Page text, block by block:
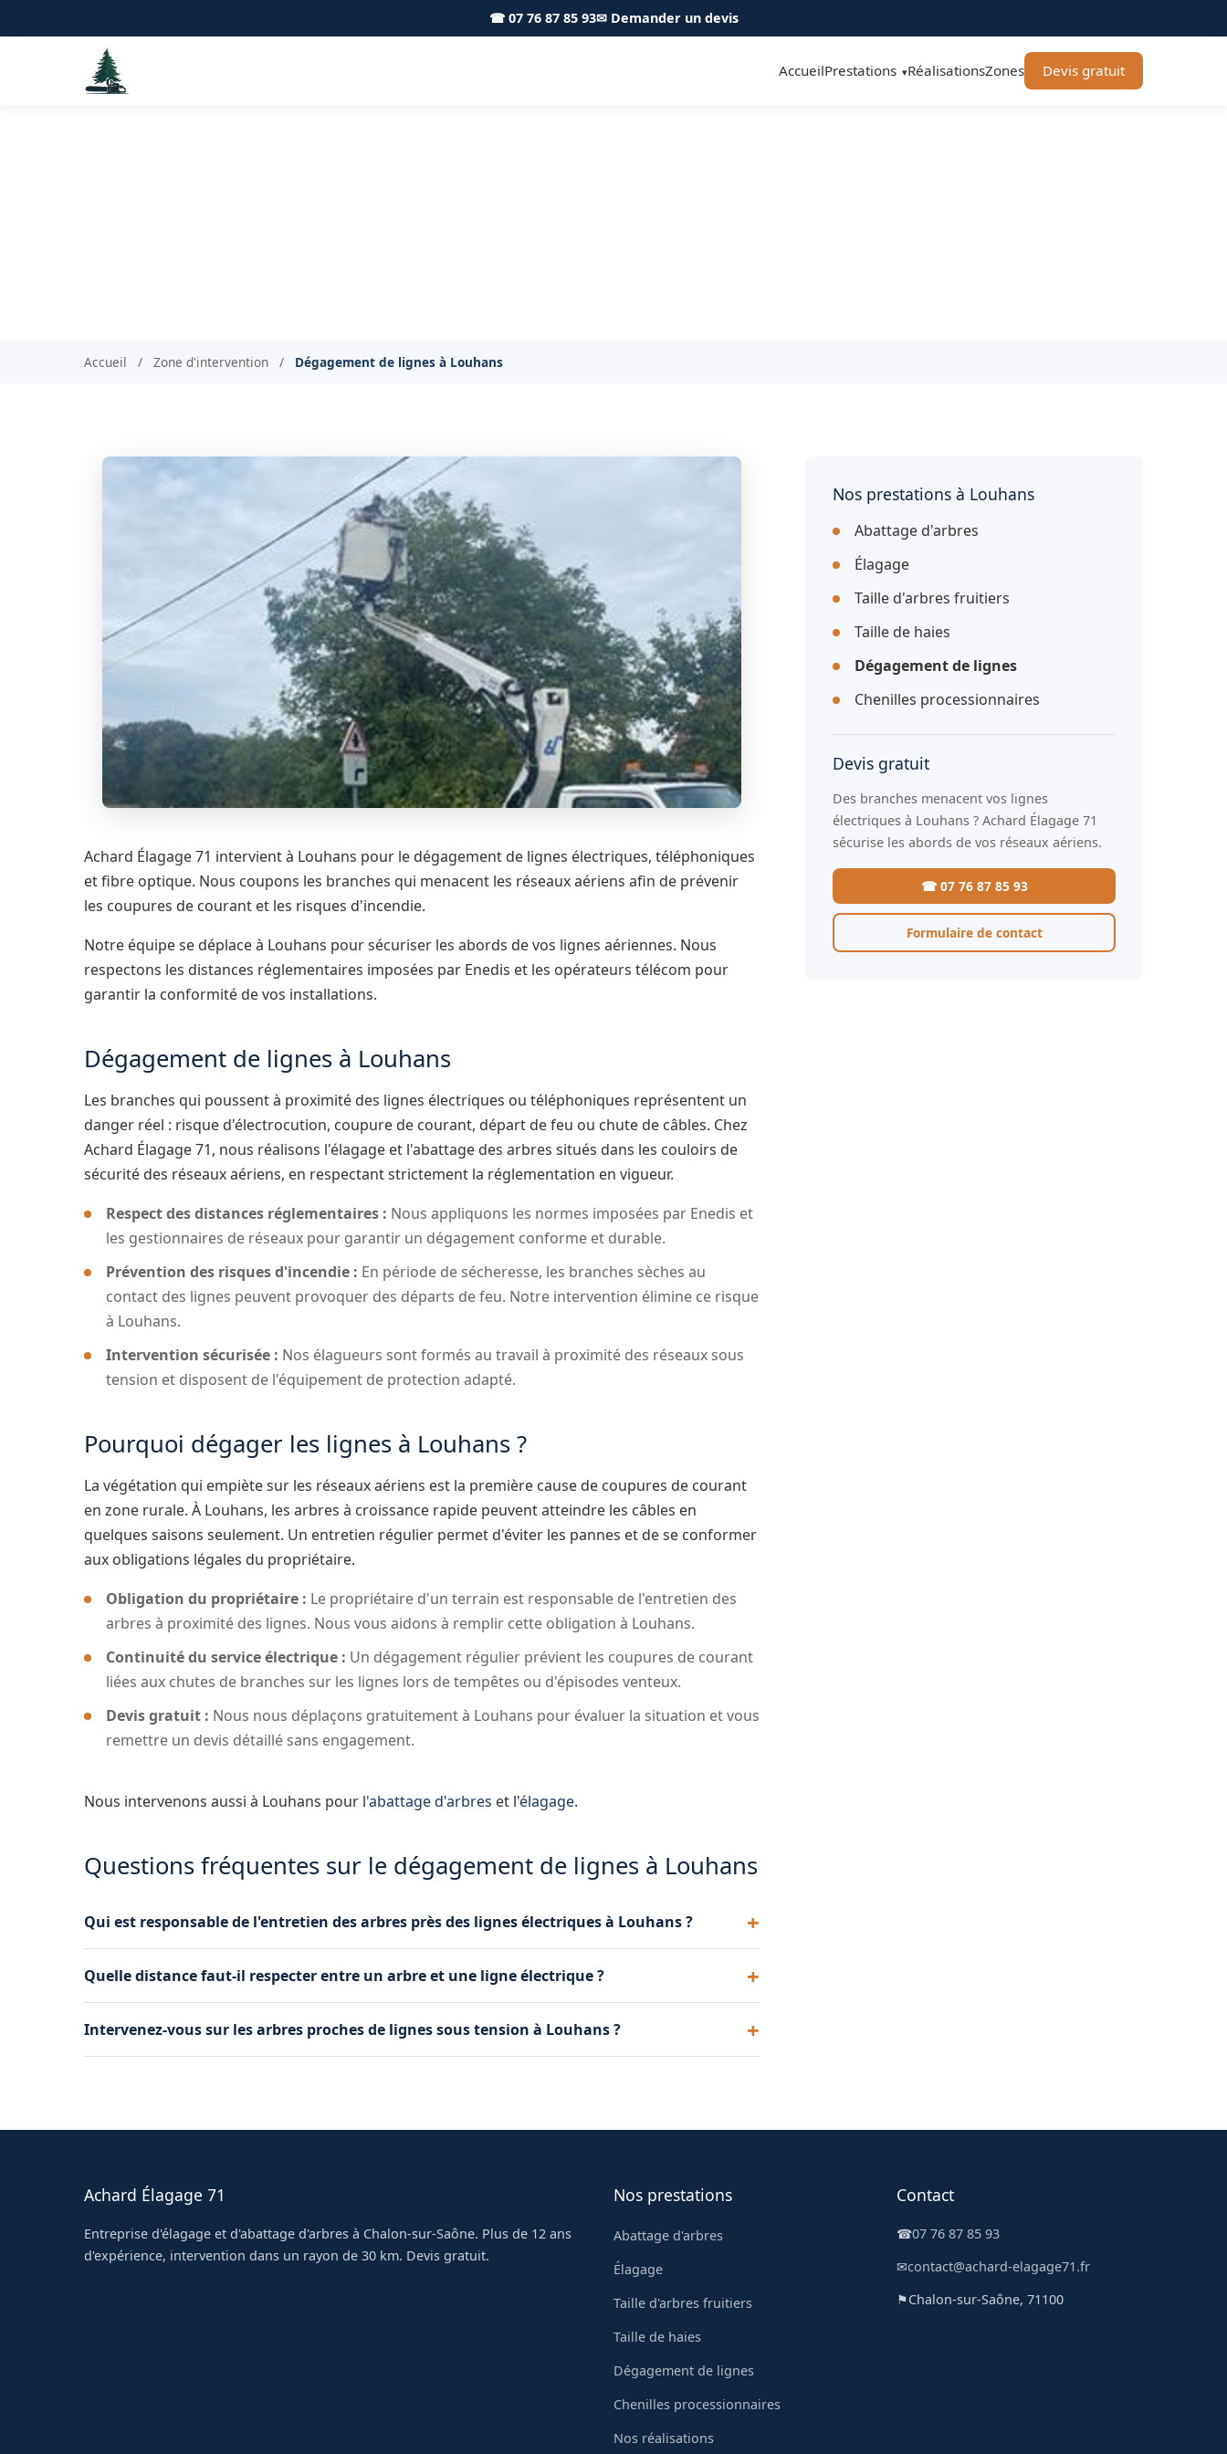
☎ 07 76 87 85 93✉ Demander un devis
AccueilPrestations ▾RéalisationsZones Devis gratuit
Accueil / Zone d'intervention / Dégagement de lignes à Louhans
Achard Élagage 71 intervient à Louhans pour le dégagement de lignes électriques, téléphoniques
et fibre optique. Nous coupons les branches qui menacent les réseaux aériens afin de prévenir
les coupures de courant et les risques d'incendie.
Notre équipe se déplace à Louhans pour sécuriser les abords de vos lignes aériennes. Nous
respectons les distances réglementaires imposées par Enedis et les opérateurs télécom pour
garantir la conformité de vos installations.
Dégagement de lignes à Louhans
Les branches qui poussent à proximité des lignes électriques ou téléphoniques représentent un
danger réel : risque d'électrocution, coupure de courant, départ de feu ou chute de câbles. Chez
Achard Élagage 71, nous réalisons l'élagage et l'abattage des arbres situés dans les couloirs de
sécurité des réseaux aériens, en respectant strictement la réglementation en vigueur.
Respect des distances réglementaires : Nous appliquons les normes imposées par Enedis et
les gestionnaires de réseaux pour garantir un dégagement conforme et durable.
Prévention des risques d'incendie : En période de sécheresse, les branches sèches au
contact des lignes peuvent provoquer des départs de feu. Notre intervention élimine ce risque
à Louhans.
Intervention sécurisée : Nos élagueurs sont formés au travail à proximité des réseaux sous
tension et disposent de l'équipement de protection adapté.
Pourquoi dégager les lignes à Louhans ?
La végétation qui empiète sur les réseaux aériens est la première cause de coupures de courant
en zone rurale. À Louhans, les arbres à croissance rapide peuvent atteindre les câbles en
quelques saisons seulement. Un entretien régulier permet d'éviter les pannes et de se conformer
aux obligations légales du propriétaire.
Obligation du propriétaire : Le propriétaire d'un terrain est responsable de l'entretien des
arbres à proximité des lignes. Nous vous aidons à remplir cette obligation à Louhans.
Continuité du service électrique : Un dégagement régulier prévient les coupures de courant
liées aux chutes de branches sur les lignes lors de tempêtes ou d'épisodes venteux.
Devis gratuit : Nous nous déplaçons gratuitement à Louhans pour évaluer la situation et vous
remettre un devis détaillé sans engagement.
Nous intervenons aussi à Louhans pour l'abattage d'arbres et l'élagage.
Questions fréquentes sur le dégagement de lignes à Louhans
Qui est responsable de l'entretien des arbres près des lignes électriques à Louhans ?
électriques et téléphoniques. Enedis peut également intervenir, mais il est recommandé de faire
appel à un élagueur professionnel à Louhans pour un travail soigné et conforme.
Quelle distance faut-il respecter entre un arbre et une ligne électrique ?
tension et jusqu'à 5 mètres pour la haute tension. Nous connaissons les normes applicables et les
respectons scrupuleusement lors de nos interventions à Louhans.
Intervenez-vous sur les arbres proches de lignes sous tension à Louhans ?
Nos prestations à Louhans
Abattage d'arbres
Élagage
Taille d'arbres fruitiers
Taille de haies
Dégagement de lignes
Chenilles processionnaires
Devis gratuit
Des branches menacent vos lignes
électriques à Louhans ? Achard Élagage 71
sécurise les abords de vos réseaux aériens.
☎ 07 76 87 85 93
Formulaire de contact
Achard Élagage 71
Entreprise d'élagage et d'abattage d'arbres à Chalon-sur-Saône. Plus de 12 ans
d'expérience, intervention dans un rayon de 30 km. Devis gratuit.
Nos prestations
Abattage d'arbres
Élagage
Taille d'arbres fruitiers
Taille de haies
Dégagement de lignes
Chenilles processionnaires
Nos réalisations
Contact
☎07 76 87 85 93
✉contact@achard-elagage71.fr
⚑Chalon-sur-Saône, 71100